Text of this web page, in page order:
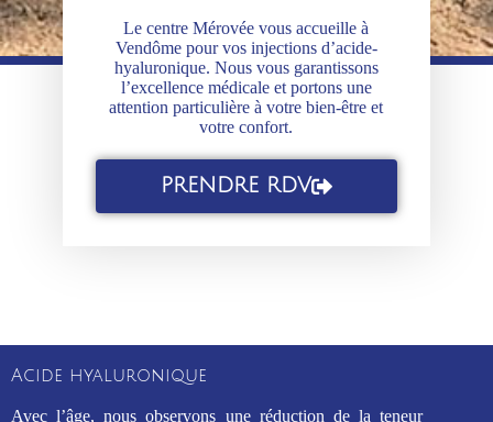
Le centre Mérovée vous accueille à
Vendôme pour vos injections d’acide-
hyaluronique. Nous vous garantissons
l’excellence médicale et portons une
attention particulière à votre bien-être et
votre confort.
PRENDRE RDV
Acide hyaluronique
Avec l’âge, nous observons une réduction de la teneur